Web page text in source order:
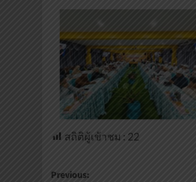
สถิติผู้เข้าชม : 22
Previous: